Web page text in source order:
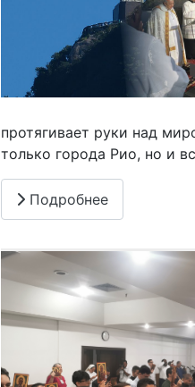
протягивает руки над
только города Рио, но и
Подробнее